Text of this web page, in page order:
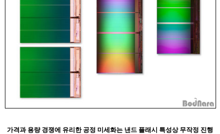
가격과 용량 경쟁에 유리한 공정 미세화는 낸드 플래시 특성상 무작정 진행